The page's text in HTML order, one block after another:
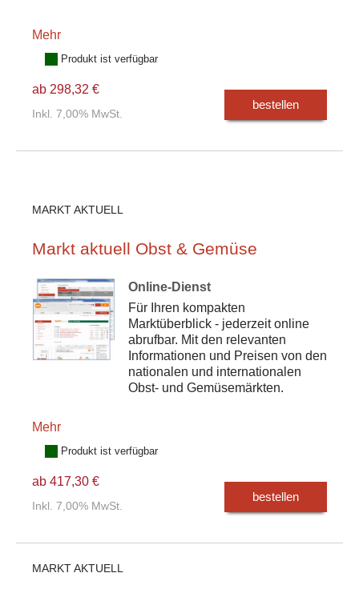
Mehr
Produkt ist verfügbar
ab 298,32 €
Inkl. 7,00% MwSt.
bestellen
MARKT AKTUELL
Markt aktuell Obst & Gemüse
Online-Dienst
Für Ihren kompakten
Marktüberblick - jederzeit online
abrufbar. Mit den relevanten
Informationen und Preisen von den
nationalen und internationalen
Obst- und Gemüsemärkten.
Mehr
Produkt ist verfügbar
ab 417,30 €
Inkl. 7,00% MwSt.
bestellen
MARKT AKTUELL